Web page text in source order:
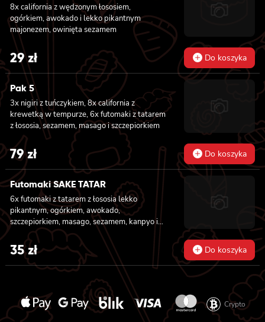
8x california z wędzonym łososiem,
ogórkiem, awokado i lekko pikantnym
majonezem, owinięta sezamem
29zł Do koszyka
Pak 5
3x nigiri z tuńczykiem, 8x california z
krewetką w tempurze, 6x futomaki z tatarem
z łososia, sezamem, masago i szczepiorkiem
79zł Do koszyka
Futomaki SAKE TATAR
6x futomaki z tatarem z łososia lekko
pikantnym, ogórkiem, awokado,
szczepiorkiem, masago, sezamem, kanpyo i
sałatą
35zł Do koszyka
Crypto